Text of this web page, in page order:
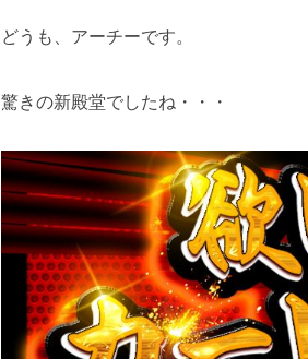
どうも、アーチーです。
驚きの新殿堂でしたね・・・